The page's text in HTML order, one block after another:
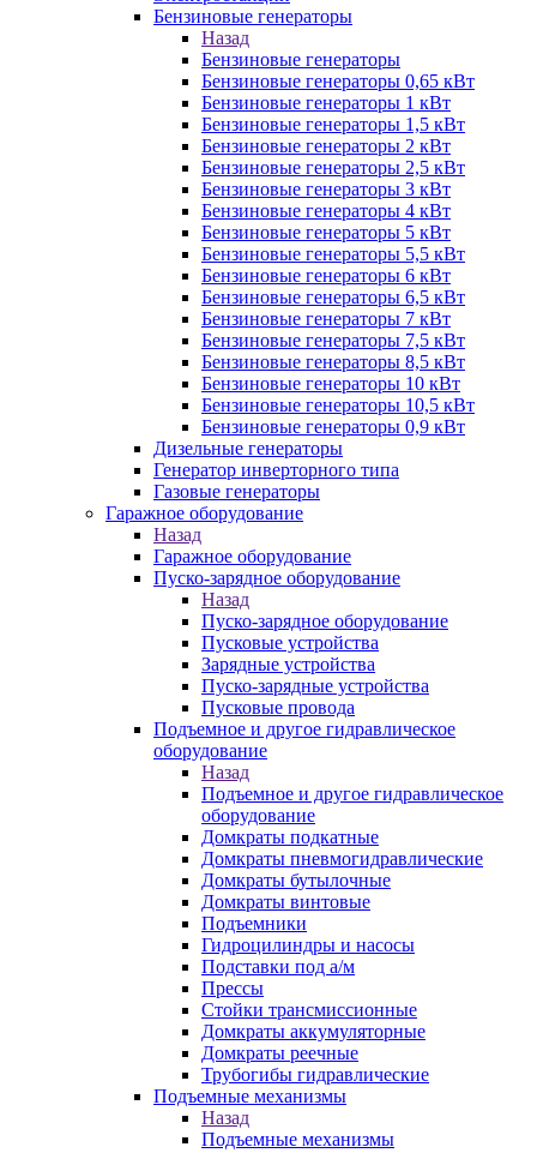
Бензиновые генераторы
Назад
Бензиновые генераторы
Бензиновые генераторы 0,65 кВт
Бензиновые генераторы 1 кВт
Бензиновые генераторы 1,5 кВт
Бензиновые генераторы 2 кВт
Бензиновые генераторы 2,5 кВт
Бензиновые генераторы 3 кВт
Бензиновые генераторы 4 кВт
Бензиновые генераторы 5 кВт
Бензиновые генераторы 5,5 кВт
Бензиновые генераторы 6 кВт
Бензиновые генераторы 6,5 кВт
Бензиновые генераторы 7 кВт
Бензиновые генераторы 7,5 кВт
Бензиновые генераторы 8,5 кВт
Бензиновые генераторы 10 кВт
Бензиновые генераторы 10,5 кВт
Бензиновые генераторы 0,9 кВт
Дизельные генераторы
Генератор инверторного типа
Газовые генераторы
Гаражное оборудование
Назад
Гаражное оборудование
Пуско-зарядное оборудование
Назад
Пуско-зарядное оборудование
Пусковые устройства
Зарядные устройства
Пуско-зарядные устройства
Пусковые провода
Подъемное и другое гидравлическое
оборудование
Назад
Подъемное и другое гидравлическое
оборудование
Домкраты подкатные
Домкраты пневмогидравлические
Домкраты бутылочные
Домкраты винтовые
Подъемники
Гидроцилиндры и насосы
Подставки под а/м
Прессы
Стойки трансмиссионные
Домкраты аккумуляторные
Домкраты реечные
Трубогибы гидравлические
Подъемные механизмы
Назад
Подъемные механизмы